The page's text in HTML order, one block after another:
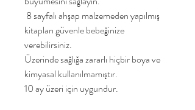
8 sayfalı ahşap malzemeden yapılmış
kitapları güvenle bebeğinize
verebilirsiniz.
Üzerinde sağlığa zararlı hiçbir boya ve
kimyasal kullanılmamıştır.
10 ay üzeri için uygundur.